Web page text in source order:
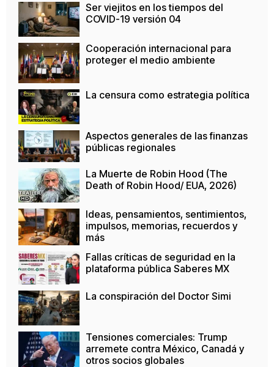
Ser viejitos en los tiempos del
COVID-19 versión 04
Cooperación internacional para
proteger el medio ambiente
La censura como estrategia política
Aspectos generales de las finanzas
públicas regionales
La Muerte de Robin Hood (The
Death of Robin Hood/ EUA, 2026)
Ideas, pensamientos, sentimientos,
impulsos, memorias, recuerdos y
más
Fallas críticas de seguridad en la
plataforma pública Saberes MX
La conspiración del Doctor Simi
Tensiones comerciales: Trump
arremete contra México, Canadá y
otros socios globales